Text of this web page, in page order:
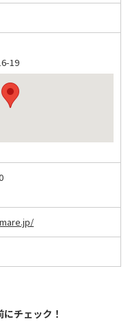
19
チェック！